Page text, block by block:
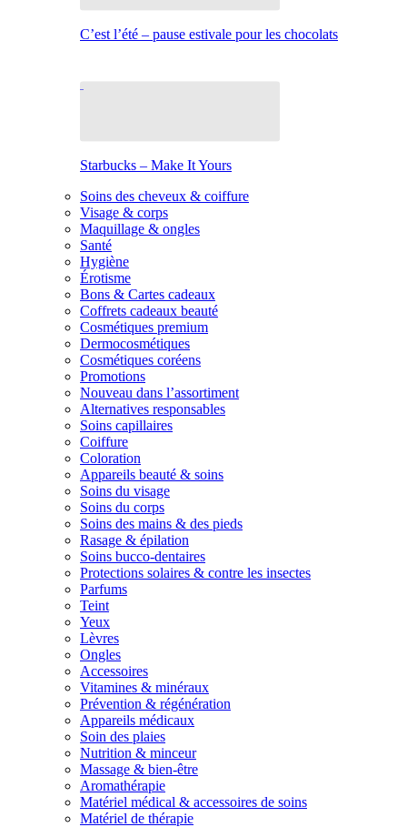
C’est l’été – pause estivale pour les chocolats
Starbucks – Make It Yours
Soins des cheveux & coiffure
Visage & corps
Maquillage & ongles
Santé
Hygiène
Érotisme
Bons & Cartes cadeaux
Coffrets cadeaux beauté
Cosmétiques premium
Dermocosmétiques
Cosmétiques coréens
Promotions
Nouveau dans l’assortiment
Alternatives responsables
Soins capillaires
Coiffure
Coloration
Appareils beauté & soins
Soins du visage
Soins du corps
Soins des mains & des pieds
Rasage & épilation
Soins bucco-dentaires
Protections solaires & contre les insectes
Parfums
Teint
Yeux
Lèvres
Ongles
Accessoires
Vitamines & minéraux
Prévention & régénération
Appareils médicaux
Soin des plaies
Nutrition & minceur
Massage & bien-être
Aromathérapie
Matériel médical & accessoires de soins
Matériel de thérapie